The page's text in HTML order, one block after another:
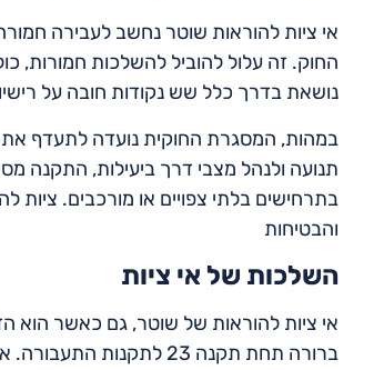
אי ציות להוראות שוטר נחשב לעבירה
החוק. זה עלול להוביל להשלכות חמורות,
נושאת בדרך כלל שש נקודות חובה על
במהות, המסגרת החוקית נועדה לתעדף את
תנועה ולנהל מצבי דרך ביעילות, התקנה
בתרחישים בלתי צפויים או מורכבים. ציות
והבטיחות
השלכות של אי ציות
אי ציות להוראות של שוטר, גם כאשר הוא
ברורה תחת תקנה 23